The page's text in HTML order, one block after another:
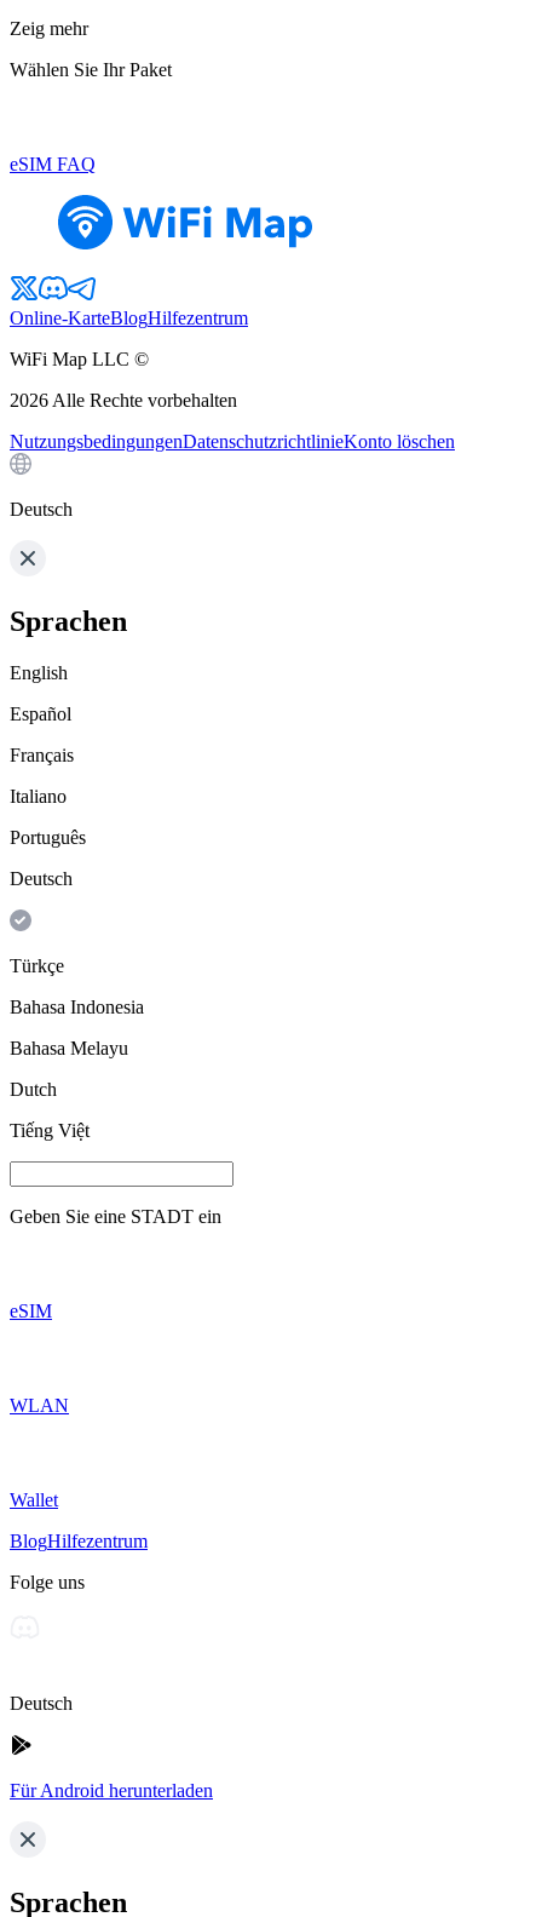
Zeig mehr
Wählen Sie Ihr Paket
eSIM FAQ
Online-KarteBlogHilfezentrum
WiFi Map LLC ©
2026 Alle Rechte vorbehalten
NutzungsbedingungenDatenschutzrichtlinieKonto löschen
Deutsch
Sprachen
English
Español
Français
Italiano
Português
Deutsch
Türkçe
Bahasa Indonesia
Bahasa Melayu
Dutch
Tiếng Việt
Geben Sie eine STADT ein
eSIM
WLAN
Wallet
BlogHilfezentrum
Folge uns
Deutsch
Für Android herunterladen
Sprachen